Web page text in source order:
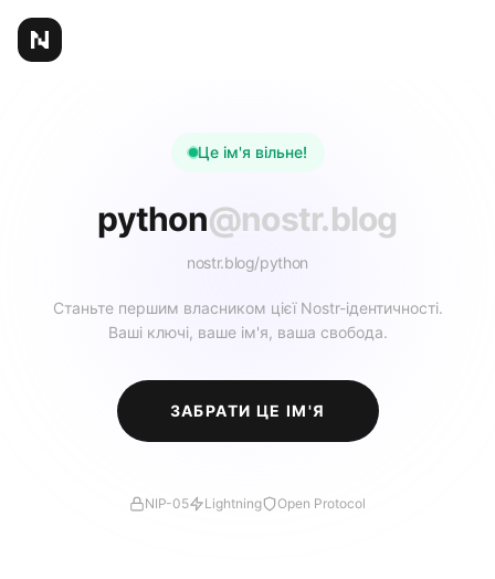
Це ім'я вільне!
python@nostr.blog
nostr.blog/python
Станьте першим власником цієї Nostr-ідентичності.
Ваші ключі, ваше ім'я, ваша свобода.
ЗАБРАТИ ЦЕ ІМ'Я
NIP-05 Lightning Open Protocol